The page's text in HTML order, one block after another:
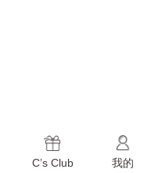
C’s Club 我的